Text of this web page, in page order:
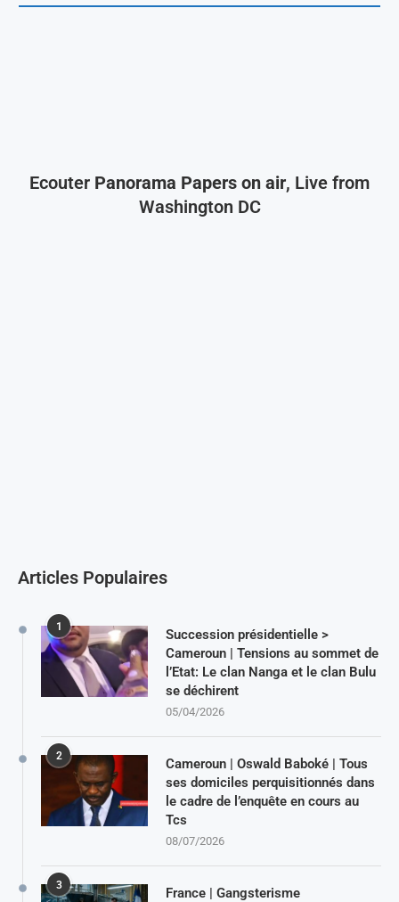
Ecouter Panorama Papers on air, Live from
Washington DC
Articles Populaires
1
Succession présidentielle >
Cameroun | Tensions au sommet de
l’Etat: Le clan Nanga et le clan Bulu
se déchirent
05/04/2026
2
Cameroun | Oswald Baboké | Tous
ses domiciles perquisitionnés dans
le cadre de l’enquête en cours au
Tcs
08/07/2026
3
France | Gangsterisme